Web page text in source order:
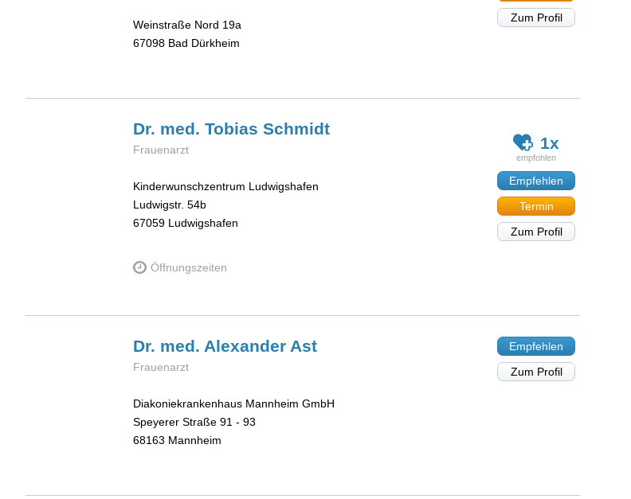
Weinstraße Nord 19a
67098 Bad Dürkheim
Zum Profil
Dr. med. Tobias Schmidt
Frauenarzt
Kinderwunschzentrum Ludwigshafen
Ludwigstr. 54b
67059 Ludwigshafen
Öffnungszeiten
1x
Empfehlen
Termin
Zum Profil
Dr. med. Alexander Ast
Frauenarzt
Diakoniekrankenhaus Mannheim GmbH
Speyerer Straße 91 - 93
68163 Mannheim
Empfehlen
Zum Profil